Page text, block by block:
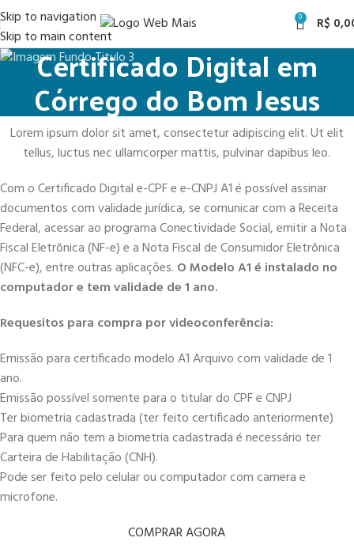
Skip to navigation
Skip to main content
0 R$
Certificado Digital em
Córrego do Bom Jesus
Lorem ipsum dolor sit amet, consectetur adipiscing elit. Ut elit
tellus, luctus nec ullamcorper mattis, pulvinar dapibus leo.
Com o Certificado Digital e-CPF e e-CNPJ A1 é possível assinar
documentos com validade jurídica, se comunicar com a Receita
Federal, acessar ao programa Conectividade Social, emitir a Nota
Fiscal Eletrônica (NF-e) e a Nota Fiscal de Consumidor Eletrônica
(NFC-e), entre outras aplicações. O Modelo A1 é instalado no
computador e tem validade de 1 ano.
Requesitos para compra por videoconferência:
Emissão para certificado modelo A1 Arquivo com validade de 1
ano.
Emissão possível somente para o titular do CPF e CNPJ
Ter biometria cadastrada (ter feito certificado anteriormente)
Para quem não tem a biometria cadastrada é necessário ter
Carteira de Habilitação (CNH).
Pode ser feito pelo celular ou computador com camera e
microfone.
COMPRAR AGORA